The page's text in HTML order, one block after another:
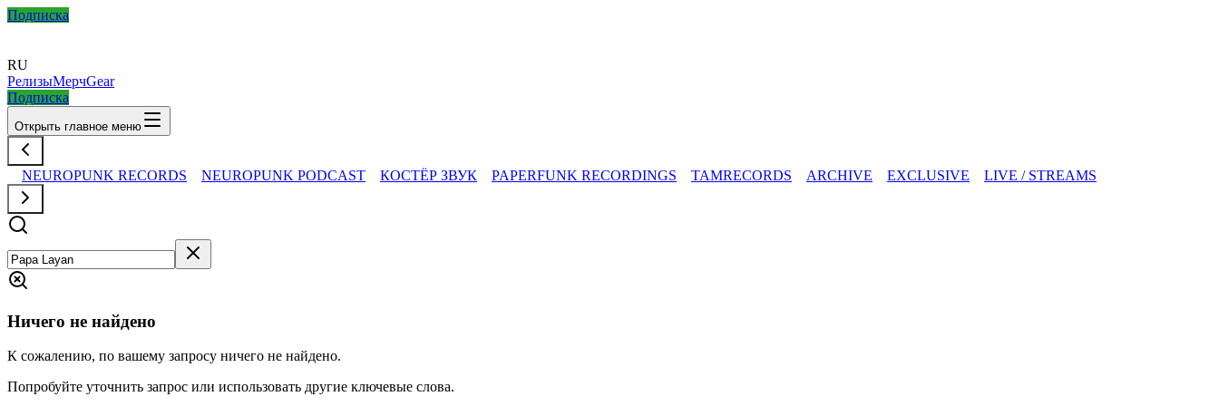
Подписка
RU
РелизыМерчGear
Подписка
Открыть главное меню
NEUROPUNK RECORDS NEUROPUNK PODCAST КОСТЁР ЗВУК PAPERFUNK RECORDINGS TAMRECORDS ARCHIVE EXCLUSIVE LIVE / STREAMS
Ничего не найдено
К сожалению, по вашему запросу ничего не найдено.
Попробуйте уточнить запрос или использовать другие ключевые слова.